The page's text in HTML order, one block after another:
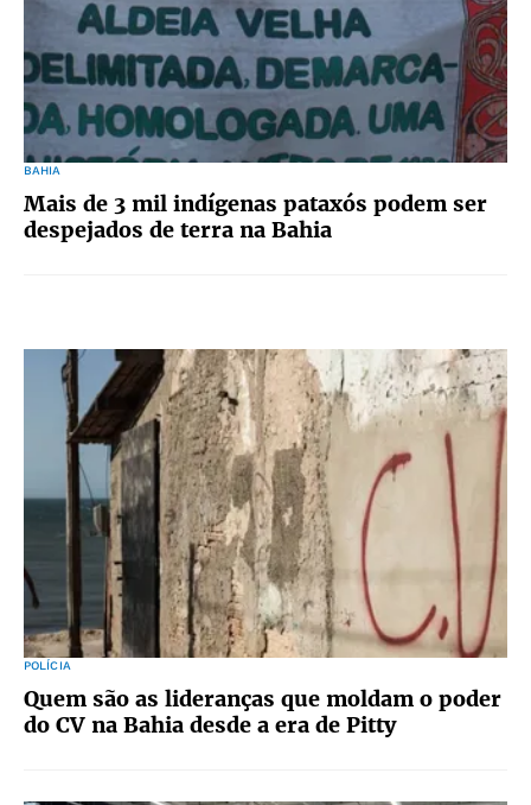
BAHIA
Mais de 3 mil indígenas pataxós podem ser
despejados de terra na Bahia
POLÍCIA
Quem são as lideranças que moldam o poder
do CV na Bahia desde a era de Pitty